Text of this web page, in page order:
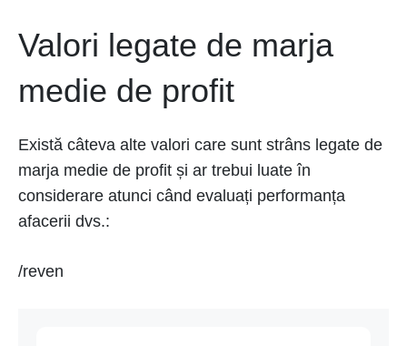
Valori legate de marja
medie de profit
Există câteva alte valori care sunt strâns legate de
marja medie de profit și ar trebui luate în
considerare atunci când evaluați performanța
afacerii dvs.:
/reven